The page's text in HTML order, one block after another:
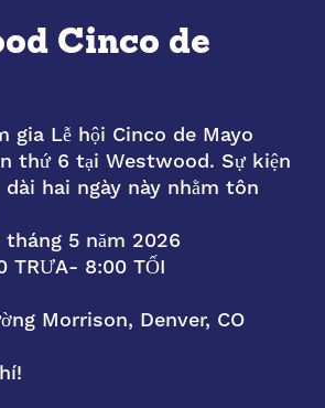
Cinco de
gia Lễ hội Cinco de Mayo
thứ 6 tại Westwood. Sự kiện
dài hai ngày này nhằm tôn
tháng 5 năm 2026
TRƯA- 8:00 TỐI
Morrison, Denver, CO